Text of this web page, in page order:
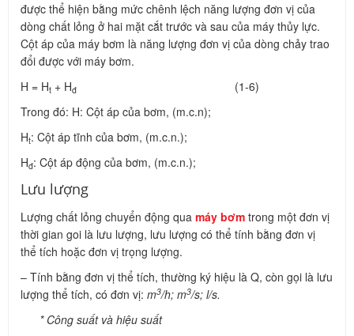
được thể hiện bằng mức chênh lệch năng lượng đơn vị của
dòng chất lỏng ở hai mặt cắt trước và sau của máy thủy lực.
Cột áp của máy bơm là năng lượng đơn vị của dòng chảy trao
đổi được với máy bơm.
H = Ht + Hđ
(1-6)
Trong đó: H: Cột áp của bơm, (m.c.n);
Ht: Cột áp tĩnh của bơm, (m.c.n.);
Hđ: Cột áp động của bơm, (m.c.n.);
Lưu lượng
Lượng chất lỏng chuyển động qua máy bơm trong một đơn vị
thời gian goi là lưu lượng, lưu lượng có thể tính bằng đơn vị
thể tích hoặc đơn vị trọng lượng.
– Tính bằng đơn vị thể tích, thường ký hiệu là Q, còn gọi là lưu
lượng thể tích, có đơn vị: m3/h; m3/s; l/s.
* Công suất và hiệu suất